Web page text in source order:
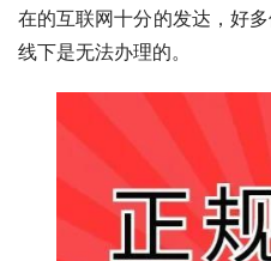
在的互联网十分的发达，好
线下是无法办理的。